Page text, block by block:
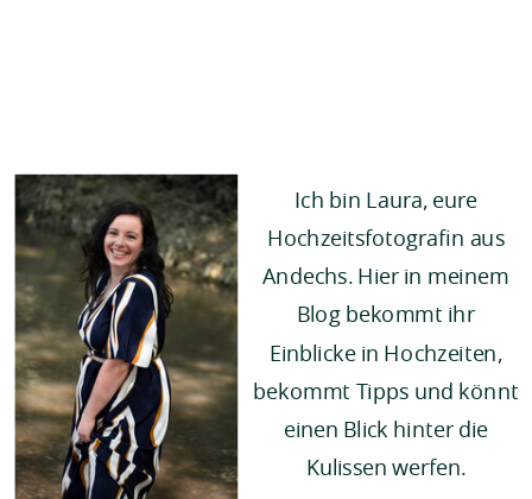
Ich bin Laura, eure
Hochzeitsfotografin aus
Andechs. Hier in meinem
Blog bekommt ihr
Einblicke in Hochzeiten,
bekommt Tipps und könnt
einen Blick hinter die
Kulissen werfen.